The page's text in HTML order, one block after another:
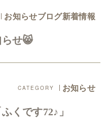
お知らせブログ新着情報
せ😸
お知らせ
くです72♪」